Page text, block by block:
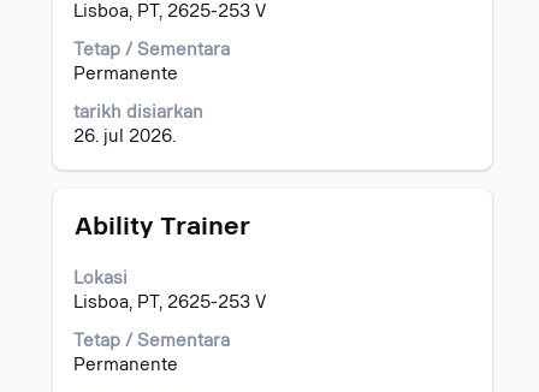
Lisboa, PT, 2625-253 V
Tetap / Sementara
Permanente
tarikh disiarkan
26. jul 2026.
melihat
kandungan
bagi
maklumat
kerja.
Jawatan
Ability Trainer
Lokasi
Lisboa, PT, 2625-253 V
Tetap / Sementara
Permanente
Pilih
bar
ruang
melihat
kandungan